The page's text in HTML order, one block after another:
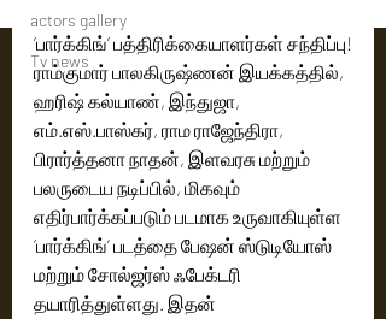
actors gallery
Tv news
’பார்க்கிங்’ பத்திரிக்கையாளர்கள் சந்திப்பு!
ராம்குமார் பாலகிருஷ்ணன் இயக்கத்தில்,
ஹரிஷ் கல்யாண், இந்துஜா,
எம்.எஸ்.பாஸ்கர், ராம ராஜேந்திரா,
பிரார்த்தனா நாதன், இளவரசு மற்றும்
பலருடைய நடிப்பில், மிகவும்
எதிர்பார்க்கப்படும் படமாக உருவாகியுள்ள
’பார்க்கிங்’ படத்தை பேஷன் ஸ்டுடியோஸ்
மற்றும் சோல்ஜர்ஸ் ஃபேக்டரி
தயாரித்துள்ளது. இதன்